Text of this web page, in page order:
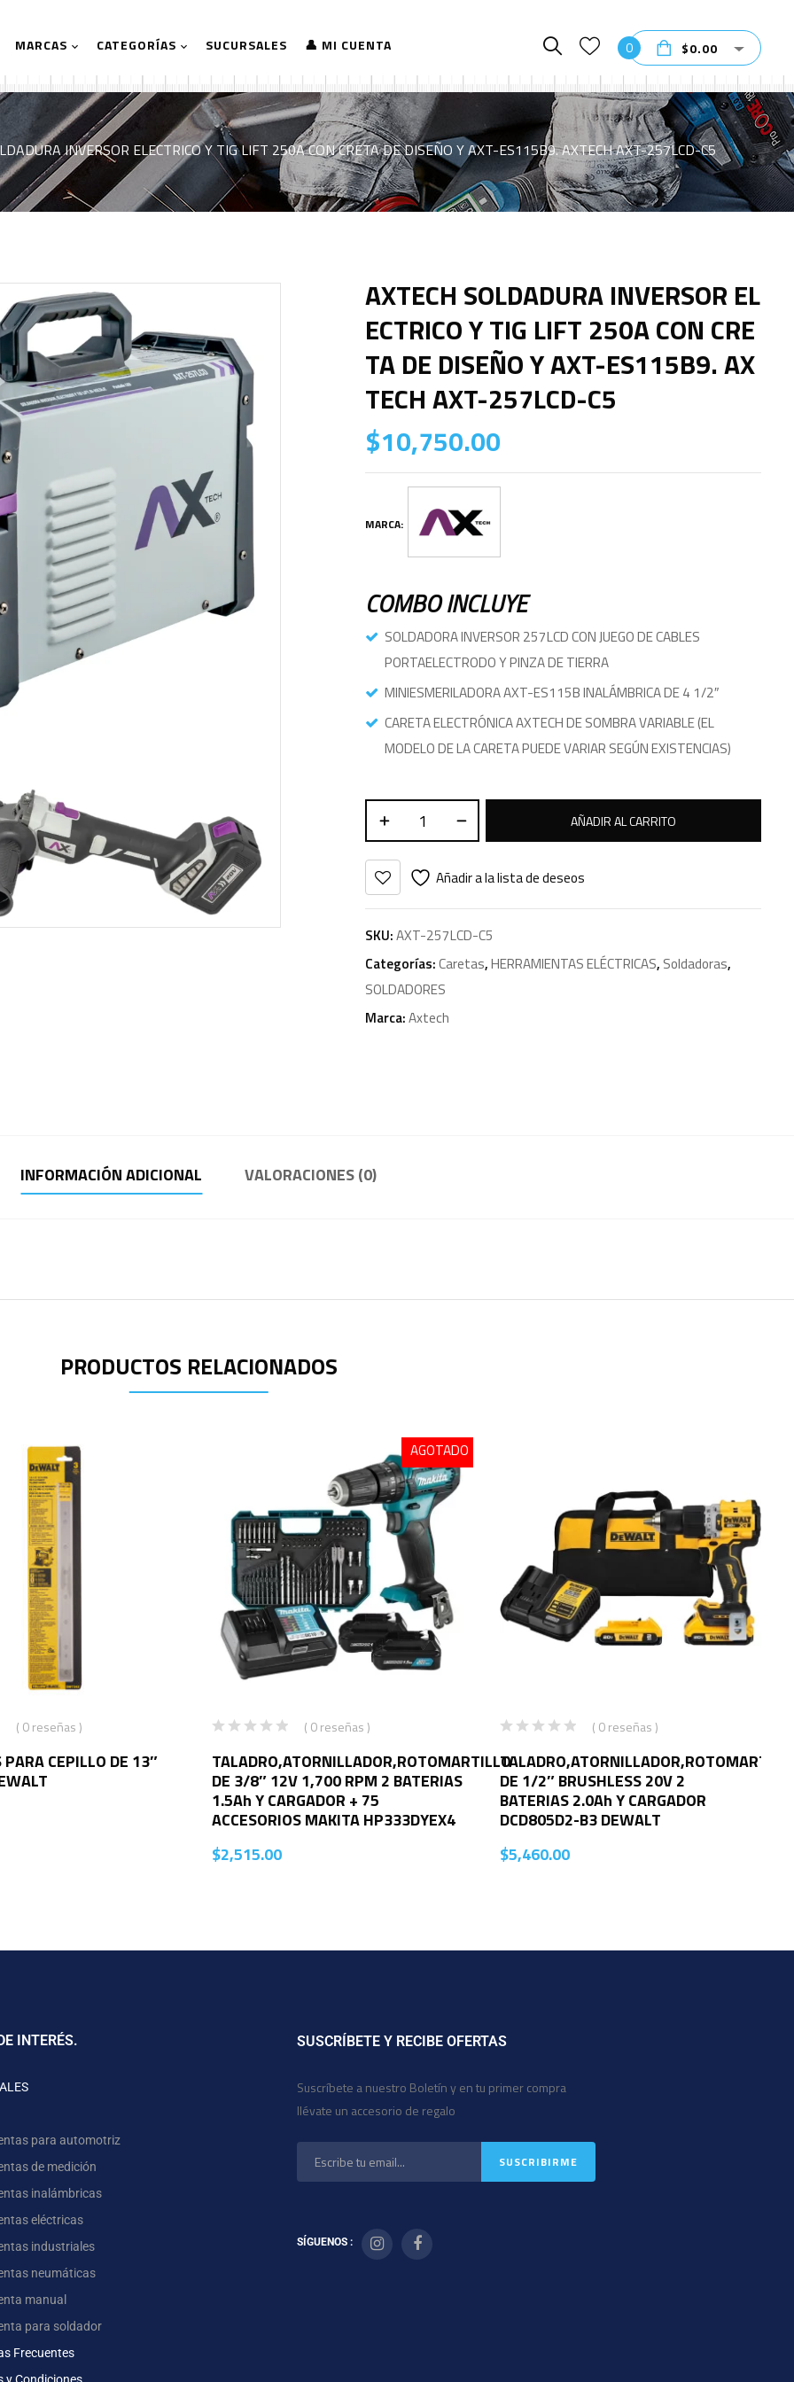
MARCAS CATEGORÍAS SUCURSALES 👤 MI CUENTA 0 $0.00
INVERSOR ELECTRICO Y TIG LIFT 250A CON CRETA DE DISEÑO Y AXT-ES115B9. AXTECH AXT-257LCD-C5
AXTECH SOLDADURA INVERSOR EL
ECTRICO Y TIG LIFT 250A CON CRE
TA DE DISEÑO Y AXT-ES115B9. AX
TECH AXT-257LCD-C5
$10,750.00
MARCA:
COMBO INCLUYE
SOLDADORA INVERSOR 257LCD CON JUEGO DE CABLES
PORTAELECTRODO Y PINZA DE TIERRA
MINIESMERILADORA AXT-ES115B INALÁMBRICA DE 4 1/2″
CARETA ELECTRÓNICA AXTECH DE SOMBRA VARIABLE (EL
MODELO DE LA CARETA PUEDE VARIAR SEGÚN EXISTENCIAS)
AÑADIR AL CARRITO
Añadir a la lista de deseos
SKU:AXT-257LCD-C5
Categorías:Caretas,HERRAMIENTAS ELÉCTRICAS, Soldadoras,
SOLDADORES
Marca:Axtech
INFORMACIÓN ADICIONAL VALORACIONES (0)
PRODUCTOS RELACIONADOS
( 0 reseñas )
PARA CEPILLO DE 13″
AGOTADO
( 0 reseñas )
TALADRO,ATORNILLADOR,ROTOMARTILLO
DE 3/8″ 12V 1,700 RPM 2 BATERIAS
1.5Ah Y CARGADOR + 75
ACCESORIOS MAKITA HP333DYEX4
$2,515.00
( 0 reseñas )
DE 1/2″ BRUSHLESS 20V 2
BATERIAS 2.0Ah Y CARGADOR
DCD805D2-B3 DEWALT
$5,460.00
INTERÉS.
para automotriz
de medición
inalámbricas
eléctricas
industriales
neumáticas
manual
para soldador
Frecuentes
SUSCRÍBETE Y RECIBE OFERTAS
Suscríbete a nuestro Boletín y en tu primer compra
llévate un accesorio de regalo
SÍGUENOS :